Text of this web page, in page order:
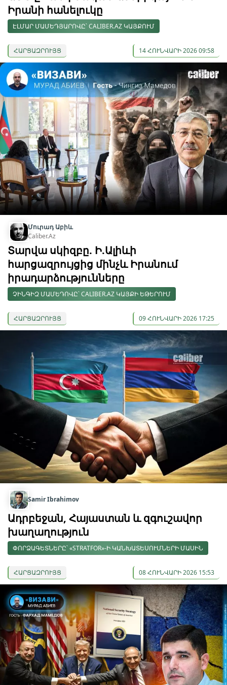
Իրանի հանելուկը
ԷԼՄԱՐ ՄԱՄԵԴՅԱՐՈՎԸ՝ CALIBER.AZ ԿԱՅՔՈՒՄ
ՀԱՐՑԱԶՐՈՒՅՑ 14 ՀՈՒՆՎԱՐԻ 2026 09:58
Մուրադ Աբիև
Caliber.Az
Տարվա սկիզբը. Ի.Ալիևի
հարցազրույցից մինչև Իրանում
իրադարձությունները
ՉԻՆԳԻԶ ՄԱՄԵԴՈՎԸ՝ CALIBER.AZ ԿԱՅՔԻ ԵԹԵՐՈՒՄ
ՀԱՐՑԱԶՐՈՒՅՑ 09 ՀՈՒՆՎԱՐԻ 2026 17:25
Samir Ibrahimov
Ադրբեջան, Հայաստան և զգուշավոր
խաղաղություն
ՓՈՐՁԱԳԵՏՆԵՐԸ՝ «STRATFOR»-Ի ԿԱՆԽԱՏԵՍՈՒՄՆԵՐԻ ՄԱՍԻՆ
ՀԱՐՑԱԶՐՈՒՅՑ 08 ՀՈՒՆՎԱՐԻ 2026 15:53